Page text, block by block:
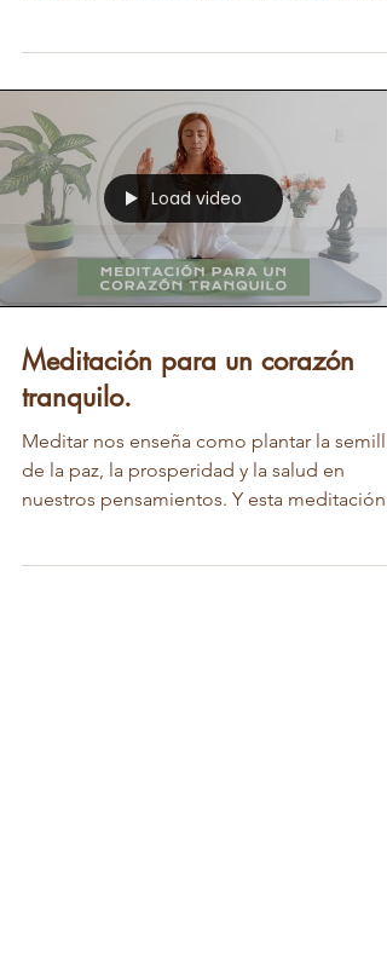
Load video
Meditación para un corazón
tranquilo.
Meditar nos enseña como plantar la semilla
de la paz, la prosperidad y la salud en
nuestros pensamientos. Y esta meditación